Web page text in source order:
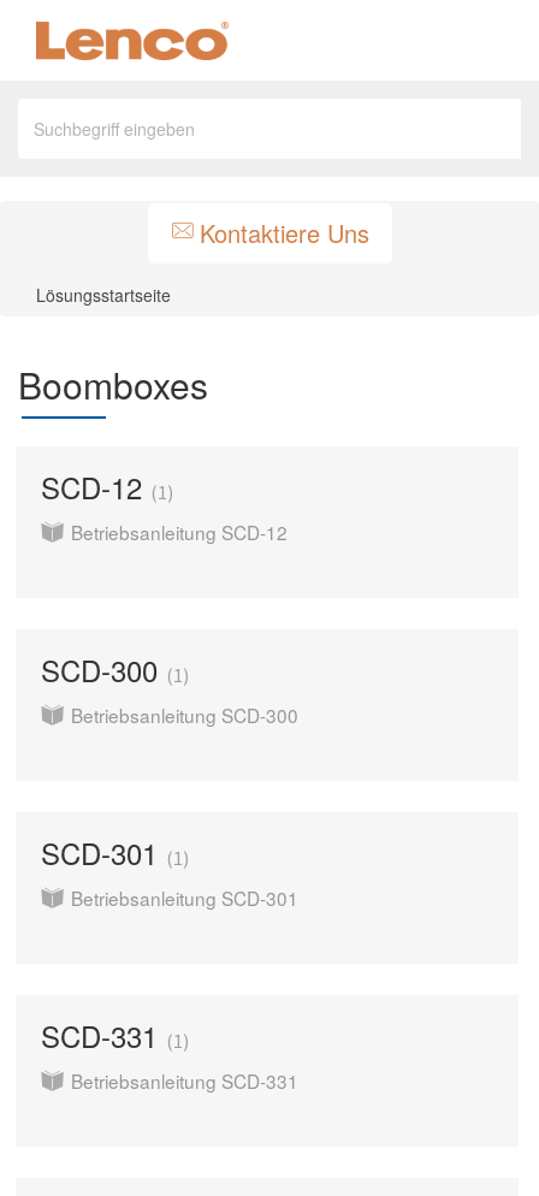
Kontaktiere Uns
Lösungsstartseite
Boomboxes
SCD-12 1
Betriebsanleitung SCD-12
SCD-300 1
Betriebsanleitung SCD-300
SCD-301 1
Betriebsanleitung SCD-301
SCD-331 1
Betriebsanleitung SCD-331